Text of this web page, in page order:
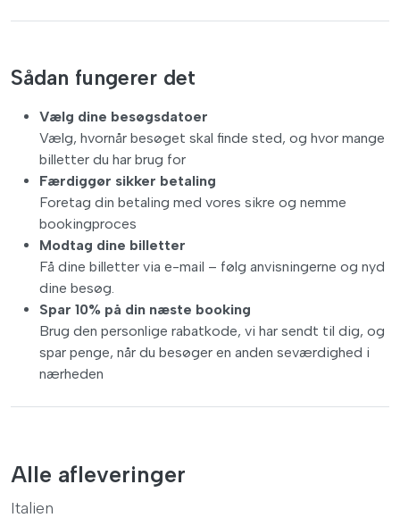
Sådan fungerer det
Vælg dine besøgsdatoer
Vælg, hvornår besøget skal finde sted, og hvor mange
billetter du har brug for
Færdiggør sikker betaling
Foretag din betaling med vores sikre og nemme
bookingproces
Modtag dine billetter
Få dine billetter via e-mail – følg anvisningerne og nyd
dine besøg.
Spar 10% på din næste booking
Brug den personlige rabatkode, vi har sendt til dig, og
spar penge, når du besøger en anden seværdighed i
nærheden
Alle afleveringer
Italien